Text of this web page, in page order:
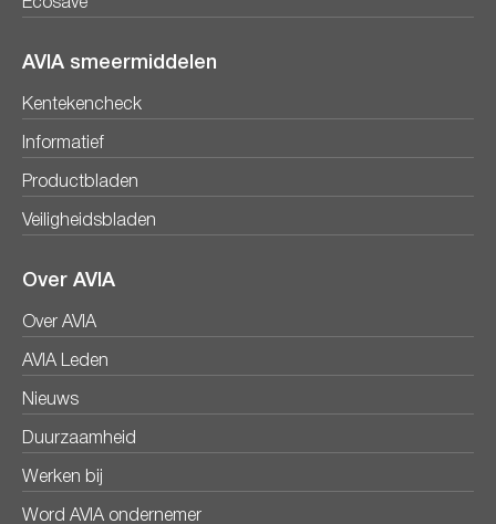
Ecosave
AVIA smeermiddelen
Kentekencheck
Informatief
Productbladen
Veiligheidsbladen
Over AVIA
Over AVIA
AVIA Leden
Nieuws
Duurzaamheid
Werken bij
Word AVIA ondernemer